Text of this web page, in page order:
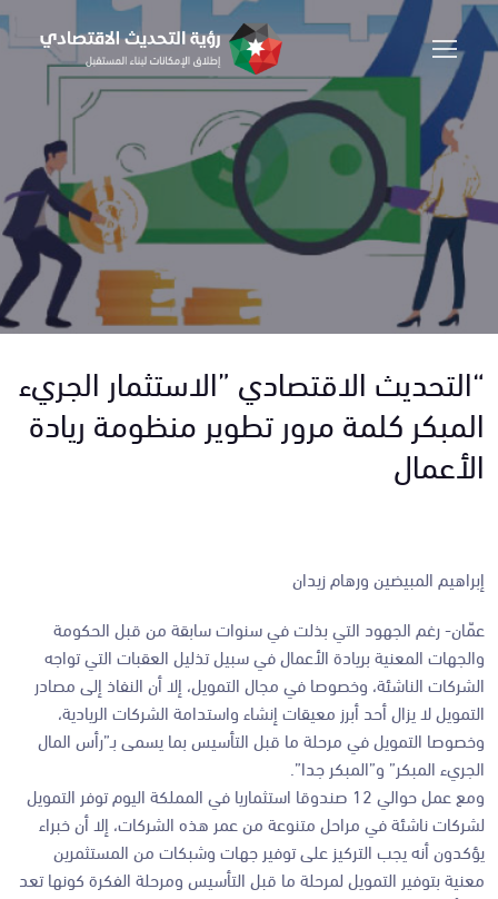
“التحديث الاقتصادي ”الاستثمار الجريء
المبكر كلمة مرور تطوير منظومة ريادة
الأعمال
إبراهيم المبيضين ورهام زيدان
عمّان- رغم الجهود التي بذلت في سنوات سابقة من قبل الحكومة
والجهات المعنية بريادة الأعمال في سبيل تذليل العقبات التي تواجه
الشركات الناشئة، وخصوصا في مجال التمويل، إلا أن النفاذ إلى مصادر
التمويل لا يزال أحد أبرز معيقات إنشاء واستدامة الشركات الريادية،
وخصوصا التمويل في مرحلة ما قبل التأسيس بما يسمى بـ”رأس المال
الجريء المبكر” و”المبكر جدا”.
ومع عمل حوالي 12 صندوقا استثماريا في المملكة اليوم توفر التمويل
لشركات ناشئة في مراحل متنوعة من عمر هذه الشركات، إلا أن خبراء
يؤكدون أنه يجب التركيز على توفير جهات وشبكات من المستثمرين
معنية بتوفير التمويل لمرحلة ما قبل التأسيس ومرحلة الفكرة كونها تعد